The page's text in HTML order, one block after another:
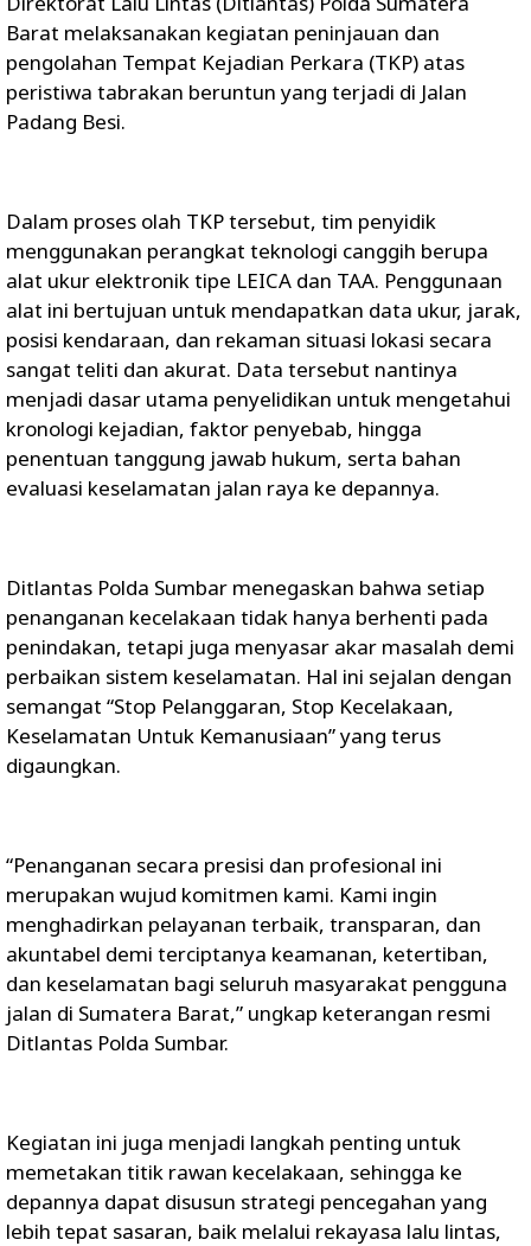
Barat melaksanakan kegiatan peninjauan dan
pengolahan Tempat Kejadian Perkara (TKP) atas
peristiwa tabrakan beruntun yang terjadi di Jalan
Padang Besi.
Dalam proses olah TKP tersebut, tim penyidik
menggunakan perangkat teknologi canggih berupa
alat ukur elektronik tipe LEICA dan TAA. Penggunaan
alat ini bertujuan untuk mendapatkan data ukur, jarak,
posisi kendaraan, dan rekaman situasi lokasi secara
sangat teliti dan akurat. Data tersebut nantinya
menjadi dasar utama penyelidikan untuk mengetahui
kronologi kejadian, faktor penyebab, hingga
penentuan tanggung jawab hukum, serta bahan
evaluasi keselamatan jalan raya ke depannya.
Ditlantas Polda Sumbar menegaskan bahwa setiap
penanganan kecelakaan tidak hanya berhenti pada
penindakan, tetapi juga menyasar akar masalah demi
perbaikan sistem keselamatan. Hal ini sejalan dengan
semangat “Stop Pelanggaran, Stop Kecelakaan,
Keselamatan Untuk Kemanusiaan” yang terus
digaungkan.
“Penanganan secara presisi dan profesional ini
merupakan wujud komitmen kami. Kami ingin
menghadirkan pelayanan terbaik, transparan, dan
akuntabel demi terciptanya keamanan, ketertiban,
dan keselamatan bagi seluruh masyarakat pengguna
jalan di Sumatera Barat,” ungkap keterangan resmi
Ditlantas Polda Sumbar.
Kegiatan ini juga menjadi langkah penting untuk
memetakan titik rawan kecelakaan, sehingga ke
depannya dapat disusun strategi pencegahan yang
lebih tepat sasaran, baik melalui rekayasa lalu lintas,